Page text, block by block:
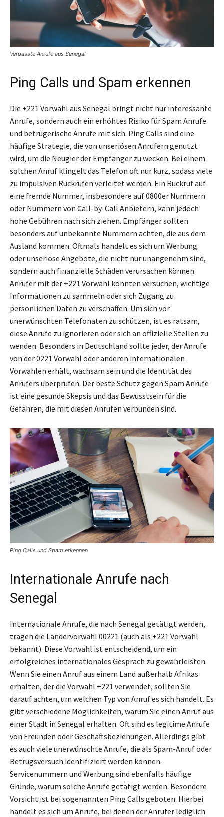
Verpasste Anrufe aus Senegal
Ping Calls und Spam erkennen
Die +221 Vorwahl aus Senegal bringt nicht nur interessante
Anrufe, sondern auch ein erhöhtes Risiko für Spam Anrufe
und betrügerische Anrufe mit sich. Ping Calls sind eine
häufige Strategie, die von unseriösen Anrufern genutzt
wird, um die Neugier der Empfänger zu wecken. Bei einem
solchen Anruf klingelt das Telefon oft nur kurz, sodass viele
zu impulsiven Rückrufen verleitet werden. Ein Rückruf auf
eine fremde Nummer, insbesondere auf 0800er Nummern
oder Nummern von Call-by-Call Anbietern, kann jedoch
hohe Gebühren nach sich ziehen. Empfänger sollten
besonders auf unbekannte Nummern achten, die aus dem
Ausland kommen. Oftmals handelt es sich um Werbung
oder unseriöse Angebote, die nicht nur unangenehm sind,
sondern auch finanzielle Schäden verursachen können.
Anrufer mit der +221 Vorwahl könnten versuchen, wichtige
Informationen zu sammeln oder sich Zugang zu
persönlichen Daten zu verschaffen. Um sich vor
unerwünschten Telefonaten zu schützen, ist es ratsam,
diese Anrufe zu ignorieren oder sich an offizielle Stellen zu
wenden. Besonders in Deutschland sollte jeder, der Anrufe
von der 0221 Vorwahl oder anderen internationalen
Vorwahlen erhält, wachsam sein und die Identität des
Anrufers überprüfen. Der beste Schutz gegen Spam Anrufe
ist eine gesunde Skepsis und das Bewusstsein für die
Gefahren, die mit diesen Anrufen verbunden sind.
Ping Calls und Spam erkennen
Internationale Anrufe nach
Senegal
Internationale Anrufe, die nach Senegal getätigt werden,
tragen die Ländervorwahl 00221 (auch als +221 Vorwahl
bekannt). Diese Vorwahl ist entscheidend, um ein
erfolgreiches internationales Gespräch zu gewährleisten.
Wenn Sie einen Anruf aus einem Land außerhalb Afrikas
erhalten, der die Vorwahl +221 verwendet, sollten Sie
darauf achten, um welchen Typ von Anruf es sich handelt. Es
gibt verschiedene Möglichkeiten, warum Sie einen Anruf aus
einer Stadt in Senegal erhalten. Oft sind es legitime Anrufe
von Freunden oder Geschäftsbeziehungen. Allerdings gibt
es auch viele unerwünschte Anrufe, die als Spam-Anruf oder
Betrugsversuch identifiziert werden können.
Servicenummern und Werbung sind ebenfalls häufige
Gründe, warum solche Anrufe getätigt werden. Besondere
Vorsicht ist bei sogenannten Ping Calls geboten. Hierbei
handelt es sich um Anrufe, bei denen der Anrufer lediglich